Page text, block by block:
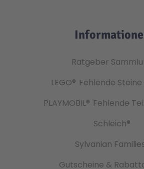
Ratgeber
LEGO® Fehlende
PLAYMOBIL® Fehlende
Schleich®
Sylvanian
Gutscheine &